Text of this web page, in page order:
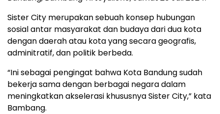
Sister City merupakan sebuah konsep hubungan
sosial antar masyarakat dan budaya dari dua kota
dengan daerah atau kota yang secara geografis,
adminitratif, dan politik berbeda.
“Ini sebagai pengingat bahwa Kota Bandung sudah
bekerja sama dengan berbagai negara dalam
meningkatkan akselerasi khususnya Sister City,” kata
Bambang.